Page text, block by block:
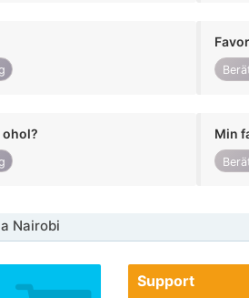
ohol? Min
Nairobi
Support